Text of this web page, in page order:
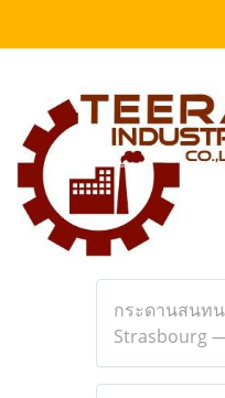
กระดานสนท
Strasbourg